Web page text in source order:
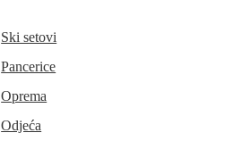
Ski setovi
Pancerice
Oprema
Odjeća